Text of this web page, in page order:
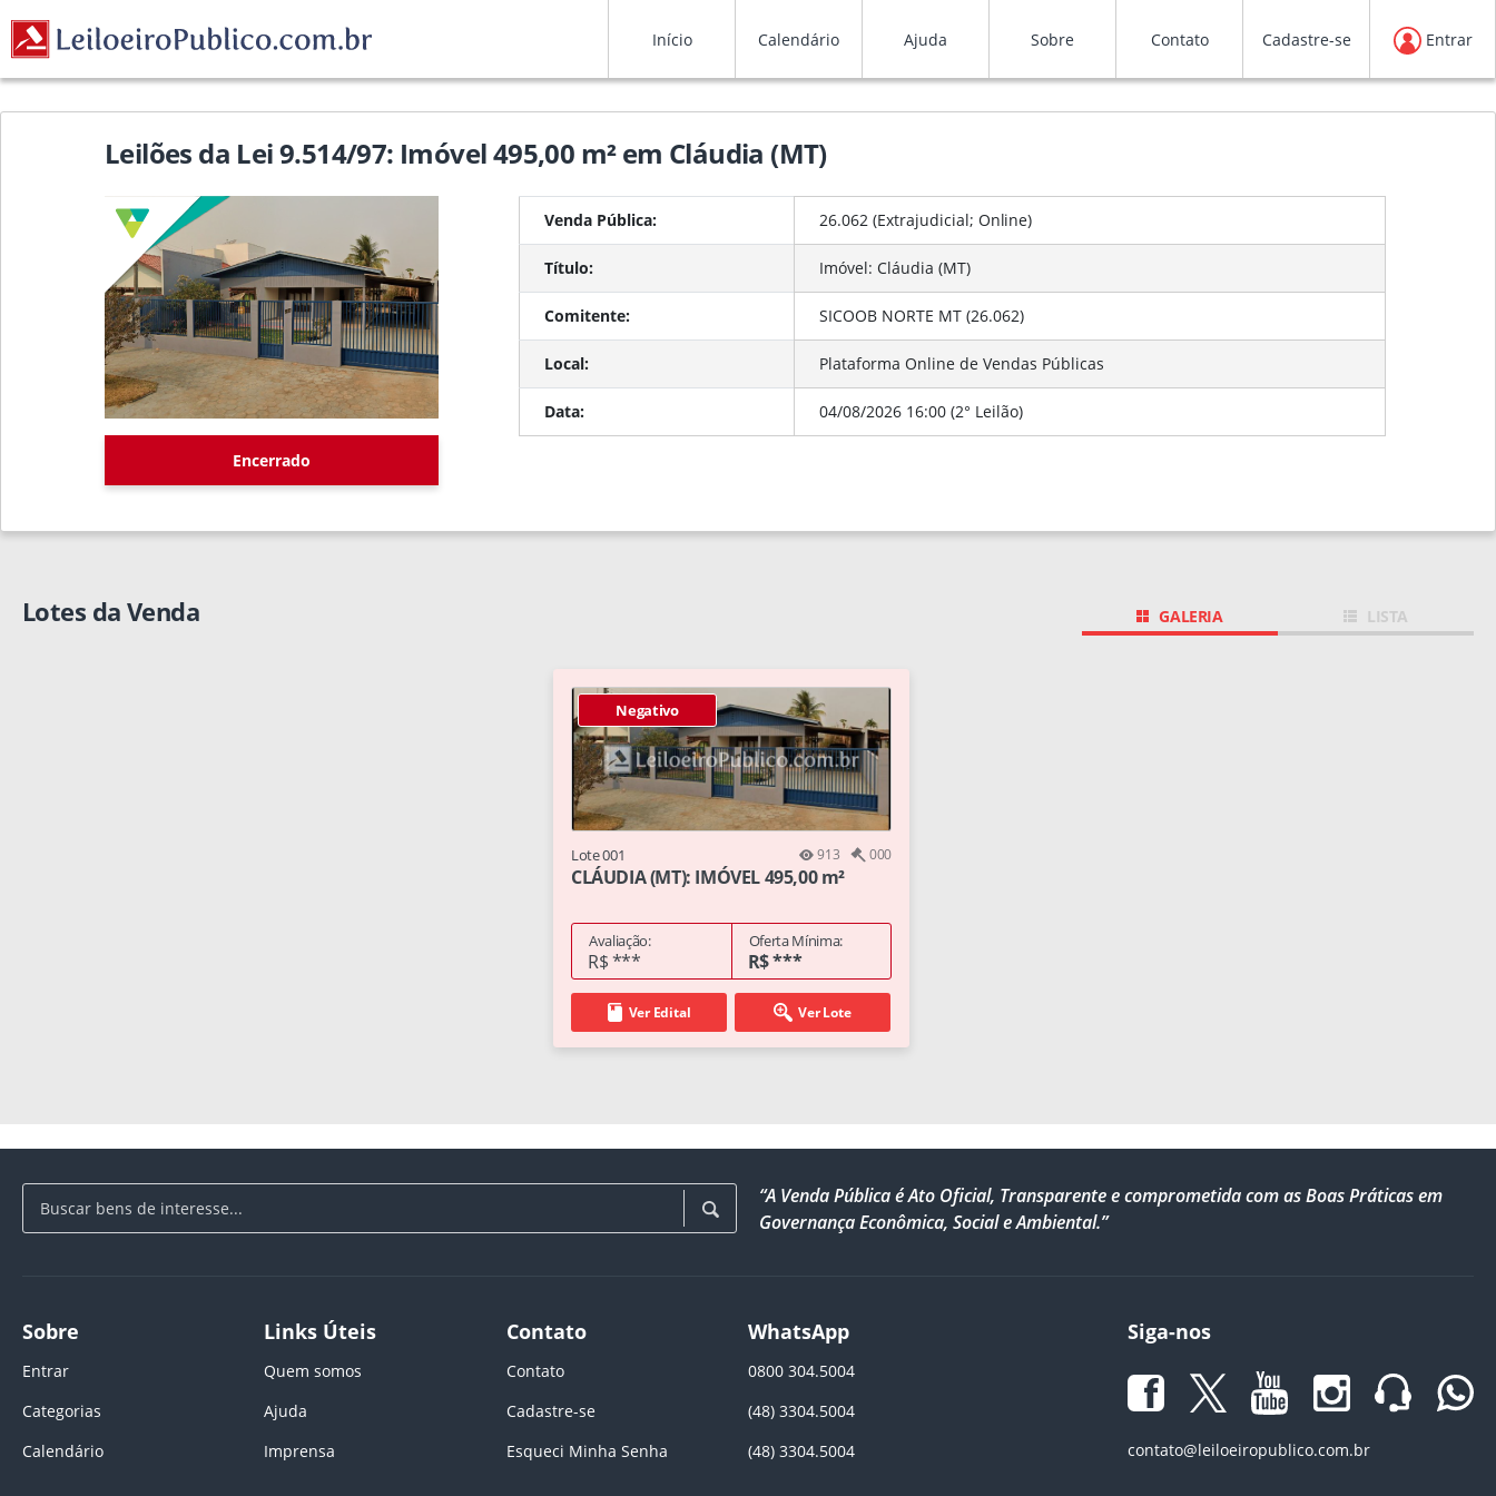
Início Calendário Ajuda Sobre Contato Cadastre-se Entrar
Leilões da Lei 9.514/97: Imóvel 495,00 m² em Cláudia (MT)
Encerrado
Venda Pública: 26.062 (Extrajudicial;Online)
Título: Imóvel: Cláudia (MT)
Comitente: SICOOB NORTE MT (26.062)
Local: Plataforma Online de Vendas Públicas
Data: 04/08/2026 16:00 (2° Leilão)
Lotes da Venda GALERIA LISTA
Negativo
Lote 001 913 000
CLÁUDIA (MT): IMÓVEL 495,00 m²
Avaliação:
R$ ***
Oferta Mínima:
R$ ***
Ver Edital Ver Lote
“A Venda Pública é Ato Oficial, Transparente e comprometida com as Boas Práticas em
Governança Econômica, Social e Ambiental.”
Sobre
Entrar
Categorias
Calendário
Links Úteis
Quem somos
Ajuda
Imprensa
Contato
Contato
Cadastre-se
Esqueci Minha Senha
WhatsApp
0800 304.5004
(48) 3304.5004
(48) 3304.5004
Siga-nos
contato@leiloeiropublico.com.br